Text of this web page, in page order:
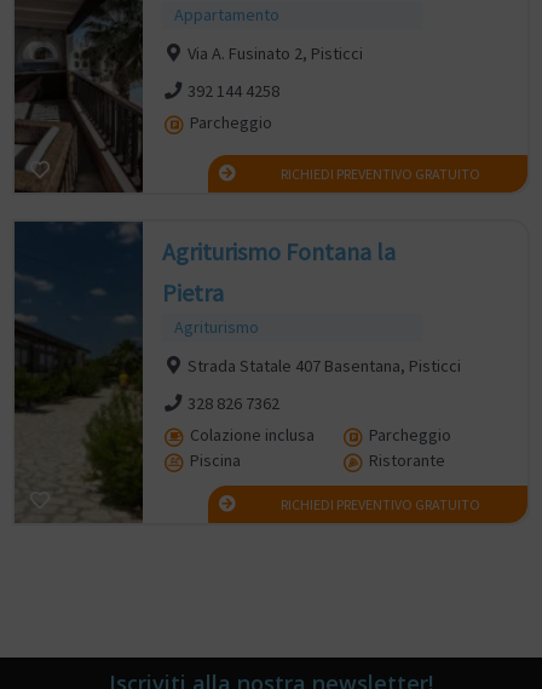
Appartamento
Via A. Fusinato 2, Pisticci
392 144 4258
Parcheggio
RICHIEDI PREVENTIVO GRATUITO
Agriturismo Fontana la
Pietra
Agriturismo
Strada Statale 407 Basentana, Pisticci
328 826 7362
Colazione inclusa
Parcheggio
Piscina
Ristorante
RICHIEDI PREVENTIVO GRATUITO